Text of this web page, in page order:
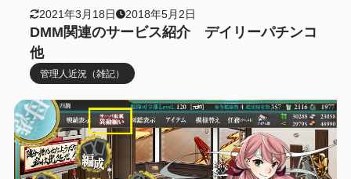
2021年3月18日 2018年5月2日
DMM関連のサービス紹介 デイリーパチンコ
他
管理人近況（雑記）